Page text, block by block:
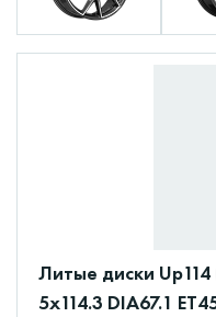
Литые диски
5x114.3 DIA67.1